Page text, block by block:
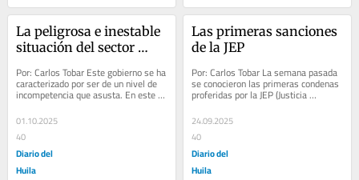
La peligrosa e inestable
situación del sector
Por: Carlos Tobar Este gobierno se ha
caracterizado por ser de un nivel de
incompetencia que asusta. En este
sentido el daño que ha hecho en
muchos...
01.10.2025
40
Diario del
Huila
Las primeras sanciones
de la JEP
Por: Carlos Tobar La semana pasada
se conocieron las primeras condenas
proferidas por la JEP (Justicia
Especial para la Paz) en dos de los
macrocasos...
24.09.2025
40
Diario del
Huila